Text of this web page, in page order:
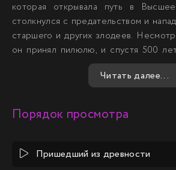
которая открывала путь в
столкнулся с предательством и
старшего и других злодеев.
он принял пилюлю, и спустя 500
его потомок, также названный
герой, узнав о трагической
прошлые несправедливости.
решимостью бросается в мир
небесного пути и восстановить
Читать далее...
Порядок просмотра
Пришедший из древности